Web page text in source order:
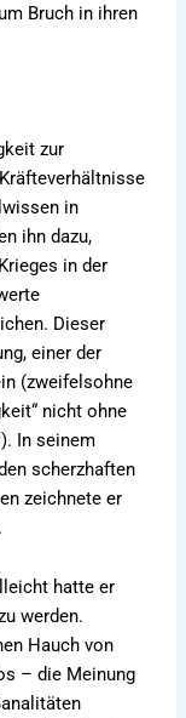
Bruch in ihren
zur
in
ihn dazu,
in der
Dieser
einer der
(zweifelsohne
nicht ohne
In seinem
scherzhaften
zeichnete er
hatte er
werden.
Hauch von
– die Meinung